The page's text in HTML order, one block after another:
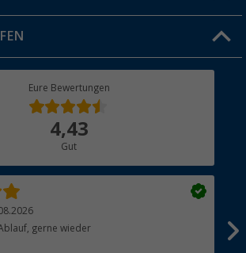
Eure Bewertungen
4,43
Gut
gerne wieder